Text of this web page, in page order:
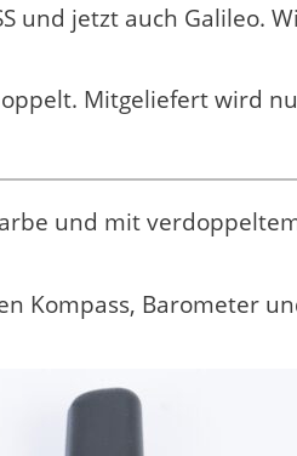
und jetzt auch Galileo.
Mitgeliefert wird
und mit
Kompass, Barometer